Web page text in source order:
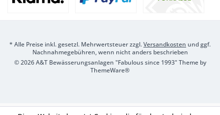
* Alle Preise inkl. gesetzl. Mehrwertsteuer zzgl.Versandkosten und ggf.
Nachnahmegebühren, wenn nicht anders beschrieben
© 2026 A&T Bewässerungsanlagen "Fabulous since 1993" Theme by
ThemeWare®